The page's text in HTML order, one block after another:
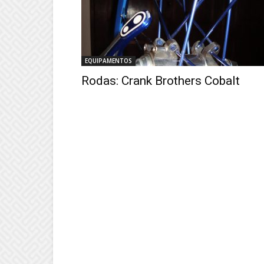
EQUIPAMENTOS
Rodas: Crank Brothers Cobalt